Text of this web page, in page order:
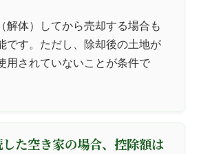
解体）してから売却する場合も
です。ただし、除却後の土地が
用されていないことが条件で
た空き家の場合、控除額は